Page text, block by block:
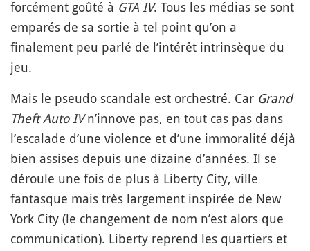
forcément goûté à GTA IV. Tous les médias se sont
emparés de sa sortie à tel point qu’on a
finalement peu parlé de l’intérêt intrinsèque du
jeu.
Mais le pseudo scandale est orchestré. Car Grand
Theft Auto IVn’innove pas, en tout cas pas dans
l’escalade d’une violence et d’une immoralité déjà
bien assises depuis une dizaine d’années. Il se
déroule une fois de plus à Liberty City, ville
fantasque mais très largement inspirée de New
York City (le changement de nom n’est alors que
communication). Liberty reprend les quartiers et